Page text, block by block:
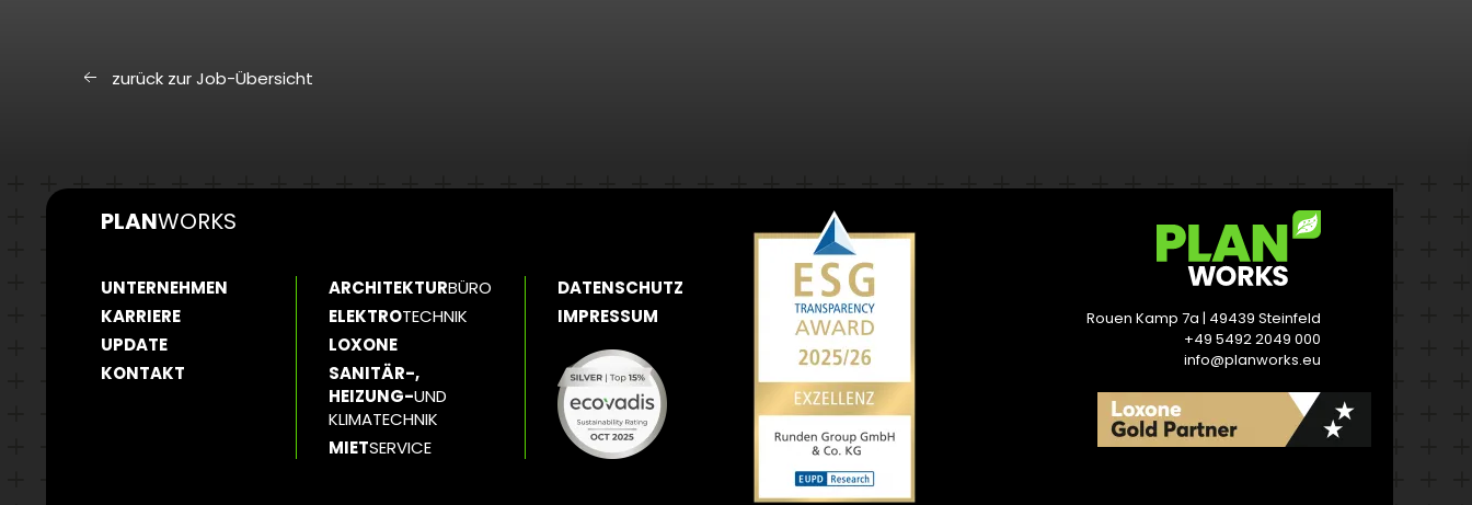
zurück zur Job-Übersicht
PLANWORKS
UNTERNEHMEN
KARRIERE
UPDATE
KONTAKT
ARCHITEKTURBÜRO
ELEKTROTECHNIK
LOXONE
SANITÄR-,
HEIZUNG-UND
KLIMATECHNIK
MIETSERVICE
DATENSCHUTZ
IMPRESSUM
Rouen Kamp 7a | 49439 Steinfeld
+49 5492 2049 000
info@planworks.eu